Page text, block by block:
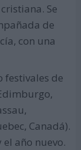
Se
de
con una
festivales de
Canadá).
año nuevo.